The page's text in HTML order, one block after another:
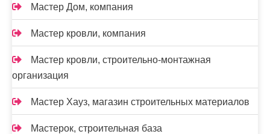
Мастер Дом, компания
Мастер кровли, компания
Мастер кровли, строительно-монтажная
организация
Мастер Хауз, магазин строительных материалов
Мастерок, строительная база